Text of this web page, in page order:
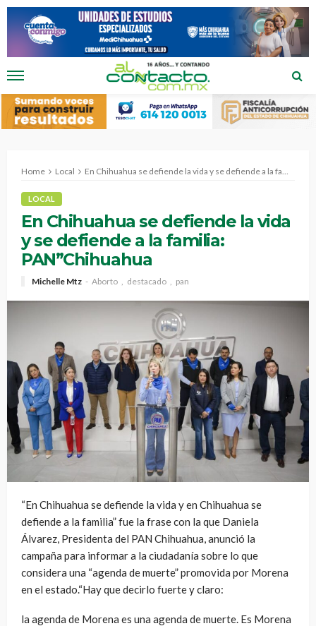
Home Local En Chihuahua se defiende la vida y se defiende a la familia: PAN”Chihuahua
LOCAL
En Chihuahua se defiende la vida
y se defiende a la familia:
PAN”Chihuahua
Michelle Mtz Aborto destacado pan
“En Chihuahua se defiende la vida y en Chihuahua se
defiende a la familia” fue la frase con la que Daniela
Álvarez, Presidenta del PAN Chihuahua, anunció la
campaña para informar a la ciudadanía sobre lo que
considera una “agenda de muerte” promovida por Morena
en el estado.“Hay que decirlo fuerte y claro:
la agenda de Morena es una agenda de muerte. Es Morena